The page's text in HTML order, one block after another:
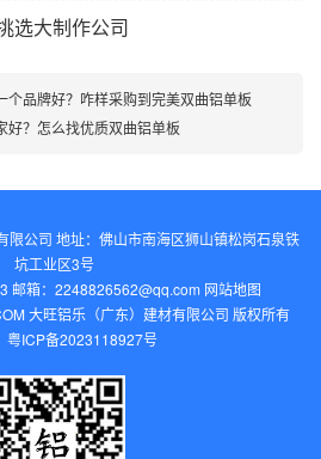
选大制作公司
个品牌好？咋样采购到完美双曲铝单板
好？怎么找优质双曲铝单板
限公司 地址：佛山市南海区狮山镇松岗石泉铁
坑工业区3号
邮箱：2248826562@qq.com‬ 网站地图
大旺铝乐（广东）建材有限公司 版权所有
粤ICP备2023118927号